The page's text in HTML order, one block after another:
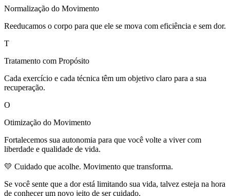
Normalização do Movimento
Reeducamos o corpo para que ele se mova com eficiência e sem dor.
T
Tratamento com Propósito
Cada exercício e cada técnica têm um objetivo claro para a sua
recuperação.
O
Otimização do Movimento
Fortalecemos sua autonomia para que você volte a viver com
liberdade e qualidade de vida.
💛 Cuidado que acolhe. Movimento que transforma.
Se você sente que a dor está limitando sua vida, talvez esteja na hora
de conhecer um novo jeito de ser cuidado.